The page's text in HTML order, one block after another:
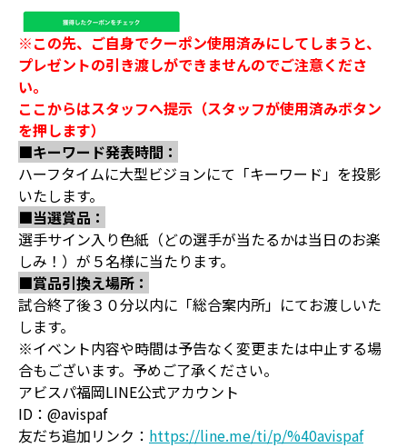
※この先、ご自身でクーポン使用済みにしてしまうと、
プレゼントの引き渡しができませんのでご注意くださ
い。
ここからはスタッフへ提示（スタッフが使用済みボタン
を押します）
■キーワード発表時間：
ハーフタイムに大型ビジョンにて「キーワード」を投影
いたします。
■当選賞品：
選手サイン入り色紙（どの選手が当たるかは当日のお楽
しみ！）が５名様に当たります。
■賞品引換え場所：
試合終了後３０分以内に「総合案内所」にてお渡しいた
します。
※イベント内容や時間は予告なく変更または中止する場
合もございます。予めご了承ください。
アビスパ福岡LINE公式アカウント
ID：@avispaf
友だち追加リンク： https://line.me/ti/p/%40avispaf